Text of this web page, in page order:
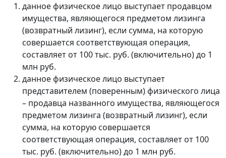
данное физическое лицо выступает продавцом
имущества, являющегося предметом лизинга
(возвратный лизинг), если сумма, на которую
совершается соответствующая операция,
составляет от 100 тыс. руб. (включительно) до 1
млн руб.
данное физическое лицо выступает
представителем (поверенным) физического лица
– продавца названного имущества, являющегося
предметом лизинга (возвратный лизинг), если
сумма, на которую совершается
соответствующая операция, составляет от 100
тыс. руб. (включительно) до 1 млн руб.